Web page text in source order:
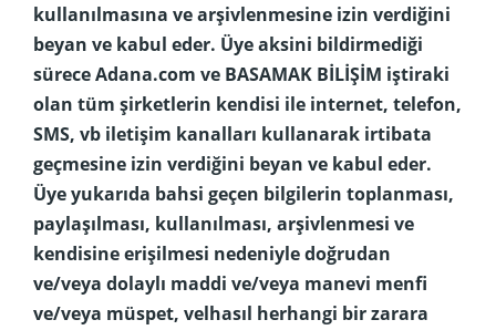
kullanılmasına ve arşivlenmesine izin verdiğini
beyan ve kabul eder. Üye aksini bildirmediği
sürece Adana.com ve BASAMAK BİLİŞİM iştiraki
olan tüm şirketlerin kendisi ile internet, telefon,
SMS, vb iletişim kanalları kullanarak irtibata
geçmesine izin verdiğini beyan ve kabul eder.
Üye yukarıda bahsi geçen bilgilerin toplanması,
paylaşılması, kullanılması, arşivlenmesi ve
kendisine erişilmesi nedeniyle doğrudan
ve/veya dolaylı maddi ve/veya manevi menfi
ve/veya müspet, velhasıl herhangi bir zarara